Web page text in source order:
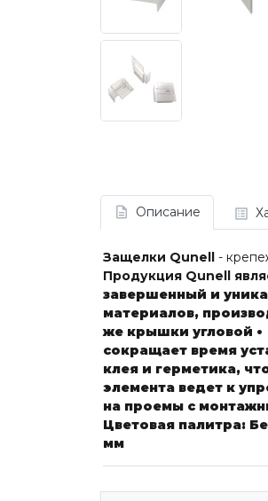
Описание
Защелки Qunell -
Продукция Qunell
завершенный и
материалов,
же крышки угловой
сокращает время
клея и герметика,
элемента ведет к
на проемы с
Цветовая палитра:
мм